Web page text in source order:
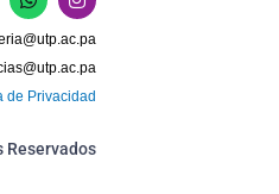
h
a
t
s
p
n
s
t
a
r
m
de Privacidad
Reservados